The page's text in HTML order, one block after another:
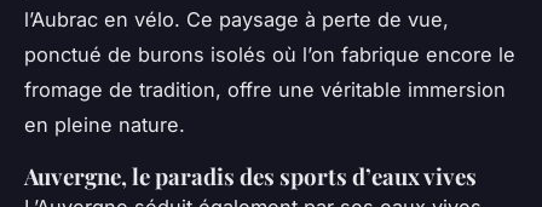
l’Aubrac en vélo. Ce paysage à perte de vue,
ponctué de burons isolés où l’on fabrique encore le
fromage de tradition, offre une véritable immersion
en pleine nature.
Auvergne, le paradis des sports d’eaux vives